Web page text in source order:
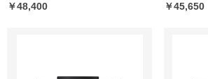
￥48,400 ￥45,650